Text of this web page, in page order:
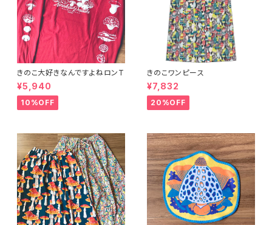
きのこ大好きなんですよねロンT
¥5,940
10%OFF
きのこワンピース
¥7,832
20%OFF